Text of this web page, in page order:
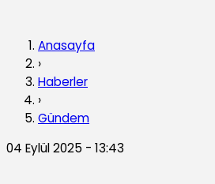
Anasayfa
›
Haberler
›
Gündem
04 Eylül 2025 - 13:43